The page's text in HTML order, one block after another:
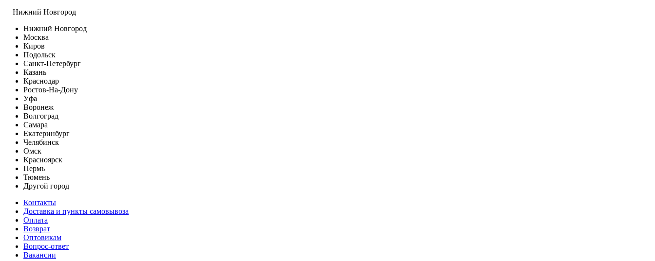
Нижний Новгород
Нижний Новгород
Москва
Киров
Подольск
Санкт-Петербург
Казань
Краснодар
Ростов-На-Дону
Уфа
Воронеж
Волгоград
Самара
Екатеринбург
Челябинск
Омск
Красноярск
Пермь
Тюмень
Другой город
Контакты
Доставка и пункты самовывоза
Оплата
Возврат
Оптовикам
Вопрос-ответ
Вакансии